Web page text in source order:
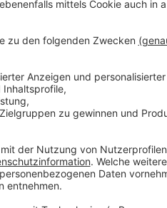
Millionen Euro gehen in die
in den nächsten Jahren
aus Leverkusen
feuert Trainer ten Hag